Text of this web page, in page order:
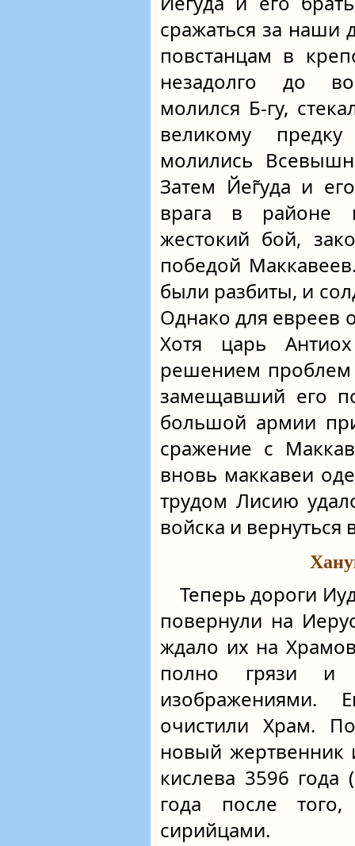
сражаться за наши
повстанцам в
незадолго до
молился Б‑гу,
великому
молились
Затем Йег̃уда и
врага в районе
жестокий бой,
победой
были разбиты, и
Однако для евреев
Хотя царь
решением проблем
замещавший его
большой армии
сражение с
вновь маккавеи
трудом Лисию
войска и вернуться
Теперь дороги
повернули на
ждало их на
полно грязи и
изображениями.
очистили Храм.
новый жертвенник
кислева 3596 года
года после
сирийцами.